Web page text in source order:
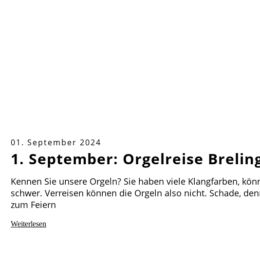
01. September 2024
1. September: Orgelreise
Kennen Sie unsere Orgeln? Sie haben viele Klangfarben,
schwer. Verreisen können die Orgeln also nicht. Schade,
zum Feiern
Weiterlesen